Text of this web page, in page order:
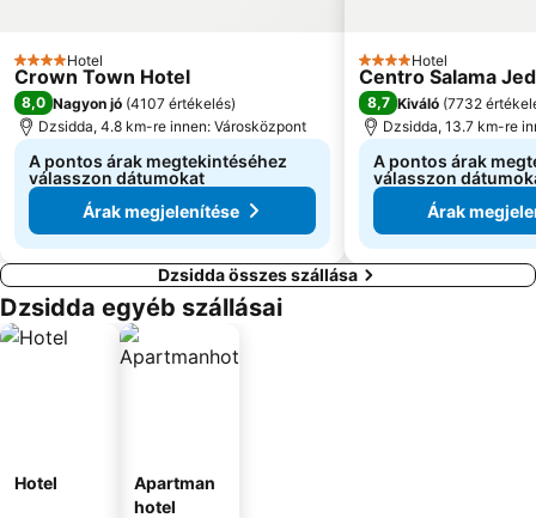
4 Kategória
Hotel
Crown Town Hotel
8,0 Nagyon jó (4107 értékelés)
Dzsidda, 4.8 km-re innen: Városközpont
A pontos árak megtekintéséhez
válasszon dátumokat
Árak megjelenítése
4 Kategória
Hotel
Centro Salama
8,7 Kiváló (7732
Dzsidda, 13.7 km-re
A pontos árak
válasszon
Árak
Dzsidda összes szállása
Dzsidda egyéb szállásai
Hotel
Apartman
hotel